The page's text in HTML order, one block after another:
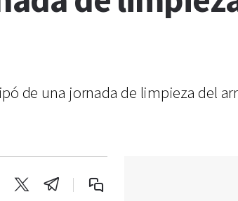
de una jornada de limpieza del